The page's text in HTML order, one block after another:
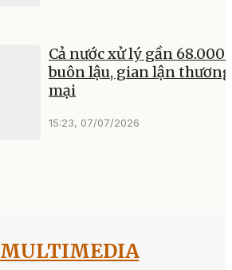
Cả nước xử lý gần 68.000
buôn lậu, gian lận thương
mại
15:23, 07/07/2026
MULTIMEDIA